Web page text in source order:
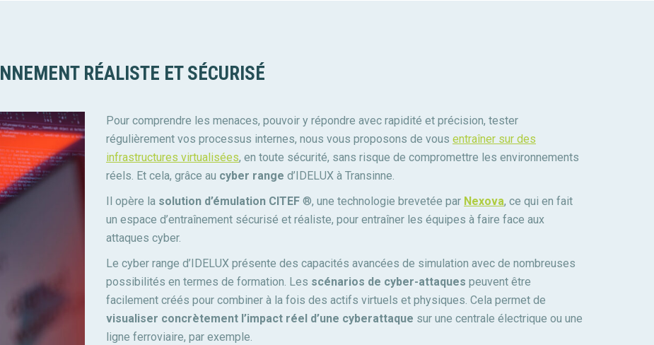
RÉALISTE ET SÉCURISÉ
Pour comprendre les menaces, pouvoir y répondre avec rapidité et précision, tester
régulièrement vos processus internes, nous vous proposons de vous entraîner sur des
infrastructures virtualisées, en toute sécurité, sans risque de compromettre les environnements
réels. Et cela, grâce au cyber range d’IDELUX à Transinne.
Il opère la solution d’émulation CITEF ®, une technologie brevetée par Nexova, ce qui en fait
un espace d’entraînement sécurisé et réaliste, pour entraîner les équipes à faire face aux
attaques cyber.
Le cyber range d’IDELUX présente des capacités avancées de simulation avec de nombreuses
possibilités en termes de formation. Les scénarios de cyber-attaques peuvent être
facilement créés pour combiner à la fois des actifs virtuels et physiques. Cela permet de
visualiser concrètement l’impact réel d’une cyberattaque sur une centrale électrique ou une
ligne ferroviaire, par exemple.